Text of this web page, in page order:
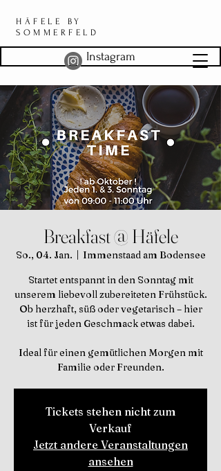
Instagram
HÄFELE BY
SOMMERFELD
Breakfast @ Häfele
So., 04. Jan.
  |
Immenstaad am Bodensee
Startet entspannt in den Sonntag mit
unserem liebevoll zubereiteten Frühstück.
Ob herzhaft, süß oder vegetarisch – hier
ist für jeden Geschmack etwas dabei.
Ideal für einen gemütlichen Morgen mit
Familie oder Freunden.
Tickets stehen nicht zum
Verkauf
Jetzt andere Veranstaltungen
ansehen